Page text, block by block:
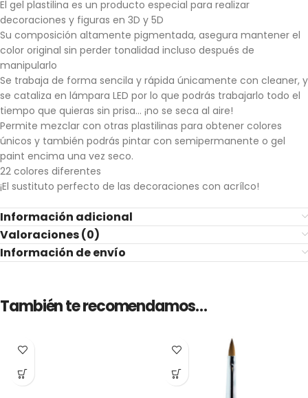
El gel plastilina es un producto especial para realizar
decoraciones y figuras en 3D y 5D
Su composición altamente pigmentada, asegura mantener el
color original sin perder tonalidad incluso después de
manipularlo
Se trabaja de forma sencila y rápida únicamente con cleaner, y
se cataliza en lámpara LED por lo que podrás trabajarlo todo el
tiempo que quieras sin prisa… ¡no se seca al aire!
Permite mezclar con otras plastilinas para obtener colores
únicos y también podrás pintar con semipermanente o gel
paint encima una vez seco.
22 colores diferentes
¡El sustituto perfecto de las decoraciones con acrílco!
Información adicional
Valoraciones (0)
Información de envío
También te recomendamos…